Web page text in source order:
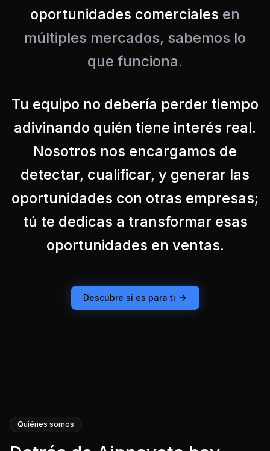
oportunidades comerciales en
múltiples mercados, sabemos lo
que funciona.
Tu equipo no debería perder tiempo
adivinando quién tiene interés real.
Nosotros nos encargamos de
detectar, cualificar, y generar las
oportunidades con otras empresas;
tú te dedicas a transformar esas
oportunidades en ventas.
Descubre si es para ti
Quiénes somos